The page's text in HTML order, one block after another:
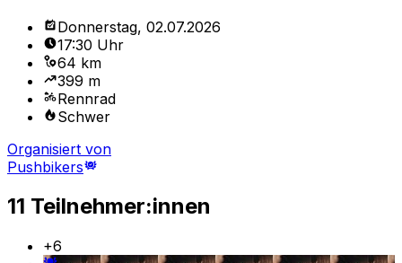
Donnerstag, 02.07.2026
17:30 Uhr
64 km
399 m
Rennrad
Schwer
Organisiert von
Pushbikers
11 Teilnehmer:innen
+6